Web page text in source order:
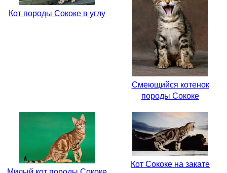
Кот породы Сококе в углу
Смеющийся котенок
породы Сококе
Кот Сококе на закате